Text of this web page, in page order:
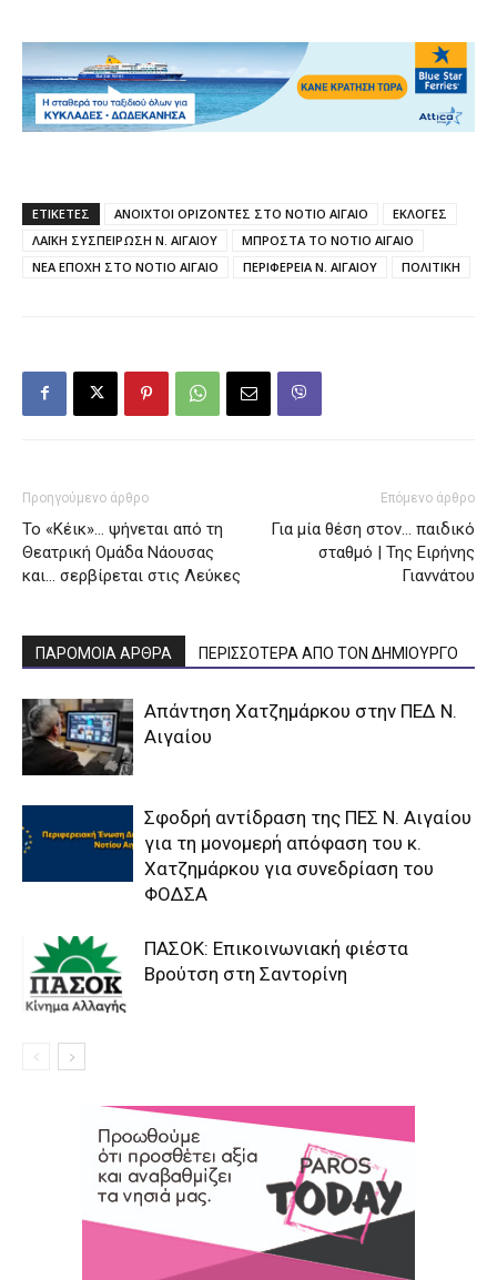
ΕΤΙΚΕΤΕΣ ΑΝΟΙΧΤΟΙ ΟΡΙΖΟΝΤΕΣ ΣΤΟ ΝΟΤΙΟ ΑΙΓΑΙΟ
ΕΚΛΟΓΕΣ
ΛΑΪΚΗ ΣΥΣΠΕΙΡΩΣΗ Ν. ΑΙΓΑΙΟΥ
ΜΠΡΟΣΤΑ ΤΟ ΝΟΤΙΟ ΑΙΓΑΙΟ
ΝΕΑ ΕΠΟΧΗ ΣΤΟ ΝΟΤΙΟ ΑΙΓΑΙΟ
ΠΕΡΙΦΕΡΕΙΑ Ν. ΑΙΓΑΙΟΥ ΠΟΛΙΤΙΚΗ
Προηγούμενο άρθρο
Το «Κέικ»… ψήνεται από τη
Θεατρική Ομάδα Νάουσας
και… σερβίρεται στις Λεύκες
Επόμενο άρθρο
Για μία θέση στον… παιδικό
σταθμό | Της Ειρήνης
Γιαννάτου
ΠΑΡΟΜΟΙΑ ΑΡΘΡΑ ΠΕΡΙΣΣΟΤΕΡΑ ΑΠΟ ΤΟΝ ΔΗΜΙΟΥΡΓΟ
Απάντηση Χατζημάρκου στην ΠΕΔ Ν.
Αιγαίου
Σφοδρή αντίδραση της ΠΕΣ Ν. Αιγαίου
για τη μονομερή απόφαση του κ.
Χατζημάρκου για συνεδρίαση του
ΦΟΔΣΑ
ΠΑΣΟΚ: Επικοινωνιακή φιέστα
Βρούτση στη Σαντορίνη